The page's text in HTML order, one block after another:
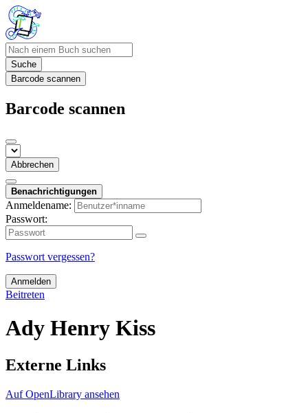
Suche
Barcode scannen
Barcode scannen
Abbrechen
Benachrichtigungen
Anmeldename:
Passwort:
Passwort vergessen?
Anmelden
Beitreten
Ady Henry Kiss
Externe Links
Auf OpenLibrary ansehen